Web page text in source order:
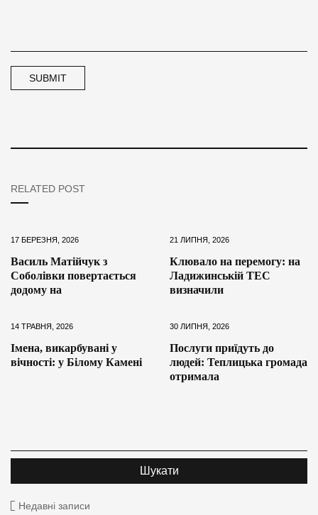
RELATED POST
17 БЕРЕЗНЯ, 2026
Василь Матійчук з
Соболівки повертається
додому на
21 ЛИПНЯ, 2026
Клювало на перемогу: на
Ладижинській ТЕС
визначили
14 ТРАВНЯ, 2026
Імена, викарбувані у
вічності: у Білому Камені
30 ЛИПНЯ, 2026
Послуги приїдуть до
людей: Теплицька громада
отримала
Недавні записи